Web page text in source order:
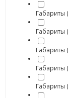
Габариты
Габариты
Габариты
Габариты
Габариты